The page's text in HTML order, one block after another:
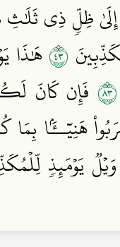
إِلَىٰ ظِلّٖ ذِي
٣٤ هَٰذَا
٣٨ فَإِن كَانَ
هَنِيٓــَٔۢا بِمَا
وَيۡلٞ يَوۡمَئِذٖ